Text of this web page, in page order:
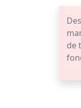
de